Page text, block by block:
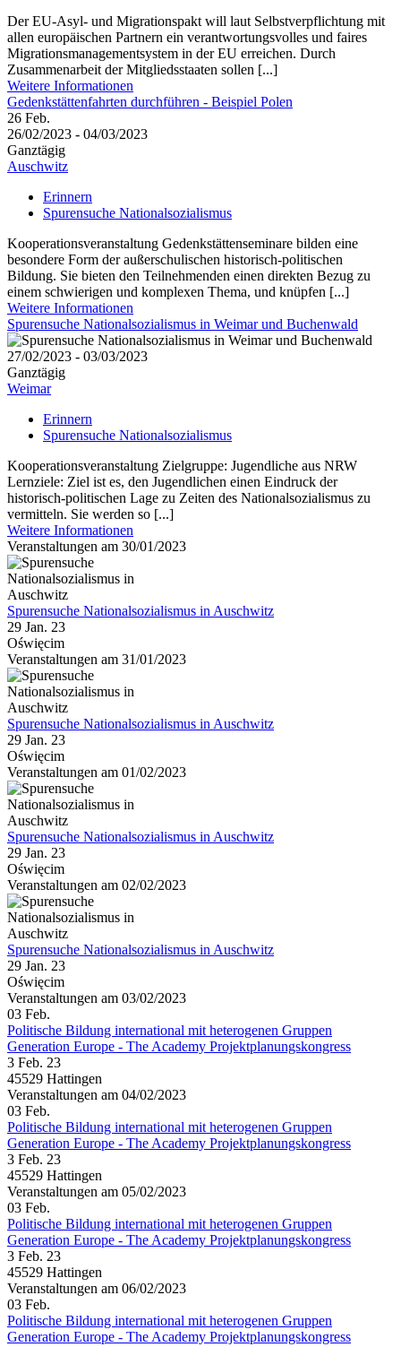
Der EU-Asyl- und Migrationspakt will laut Selbstverpflichtung mit
allen europäischen Partnern ein verantwortungsvolles und faires
Migrationsmanagementsystem in der EU erreichen. Durch
Zusammenarbeit der Mitgliedsstaaten sollen [...]
Weitere Informationen
Gedenkstättenfahrten durchführen - Beispiel Polen
26 Feb.
26/02/2023 - 04/03/2023
Ganztägig
Auschwitz
Erinnern
Spurensuche Nationalsozialismus
Kooperationsveranstaltung Gedenkstättenseminare bilden eine
besondere Form der außerschulischen historisch-politischen
Bildung. Sie bieten den Teilnehmenden einen direkten Bezug zu
einem schwierigen und komplexen Thema, und knüpfen [...]
Weitere Informationen
Spurensuche Nationalsozialismus in Weimar und Buchenwald
27/02/2023 - 03/03/2023
Ganztägig
Weimar
Erinnern
Spurensuche Nationalsozialismus
Kooperationsveranstaltung Zielgruppe: Jugendliche aus NRW
Lernziele: Ziel ist es, den Jugendlichen einen Eindruck der
historisch-politischen Lage zu Zeiten des Nationalsozialismus zu
vermitteln. Sie werden so [...]
Weitere Informationen
Veranstaltungen am 30/01/2023
Spurensuche Nationalsozialismus in Auschwitz
29 Jan. 23
Oświęcim
Veranstaltungen am 31/01/2023
Spurensuche Nationalsozialismus in Auschwitz
29 Jan. 23
Oświęcim
Veranstaltungen am 01/02/2023
Spurensuche Nationalsozialismus in Auschwitz
29 Jan. 23
Oświęcim
Veranstaltungen am 02/02/2023
Spurensuche Nationalsozialismus in Auschwitz
29 Jan. 23
Oświęcim
Veranstaltungen am 03/02/2023
03 Feb.
Politische Bildung international mit heterogenen Gruppen
Generation Europe - The Academy Projektplanungskongress
3 Feb. 23
45529 Hattingen
Veranstaltungen am 04/02/2023
03 Feb.
Politische Bildung international mit heterogenen Gruppen
Generation Europe - The Academy Projektplanungskongress
3 Feb. 23
45529 Hattingen
Veranstaltungen am 05/02/2023
03 Feb.
Politische Bildung international mit heterogenen Gruppen
Generation Europe - The Academy Projektplanungskongress
3 Feb. 23
45529 Hattingen
Veranstaltungen am 06/02/2023
03 Feb.
Politische Bildung international mit heterogenen Gruppen
Generation Europe - The Academy Projektplanungskongress